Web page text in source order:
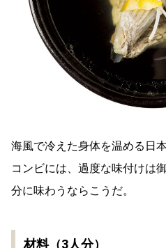
海風で冷えた身体を温める日
コンビには、過度な味付けは
分に味わうならこうだ。
材料（3人分）